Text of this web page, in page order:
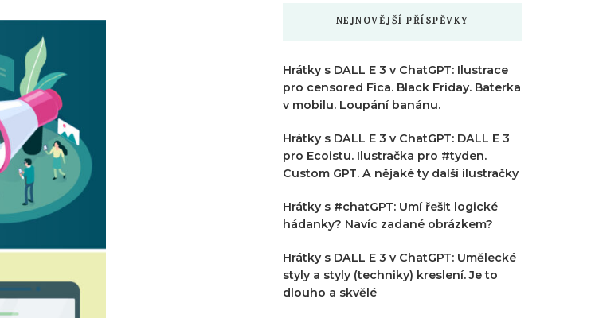
NEJNOVĚJŠÍ PŘÍSPĚVKY
Hrátky s DALL E 3 v ChatGPT: Ilustrace
pro censored Fica. Black Friday. Baterka
v mobilu. Loupání banánu.
Hrátky s DALL E 3 v ChatGPT: DALL E 3
pro Ecoistu. Ilustračka pro #tyden.
Custom GPT. A nějaké ty další ilustračky
Hrátky s #chatGPT: Umí řešit logické
hádanky? Navíc zadané obrázkem?
Hrátky s DALL E 3 v ChatGPT: Umělecké
styly a styly (techniky) kreslení. Je to
dlouho a skvělé